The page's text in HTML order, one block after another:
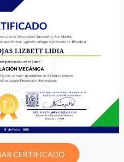
CERTIFICADO